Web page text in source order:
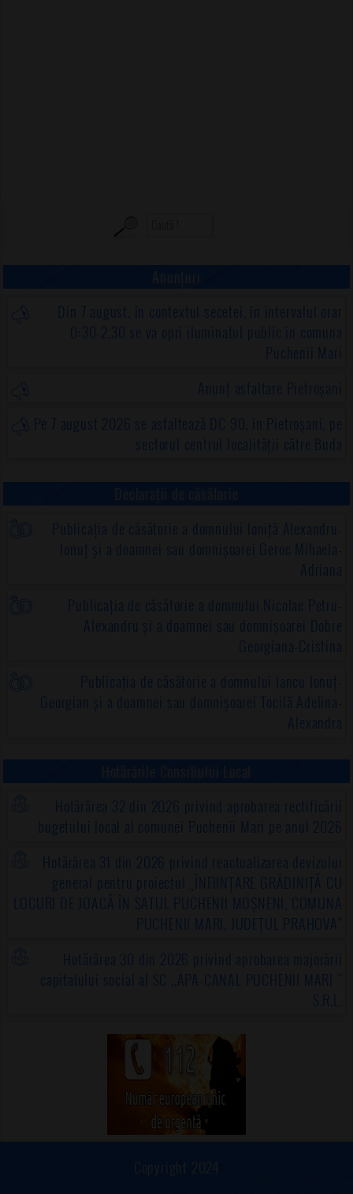
Din 7 august, în contextul secetei, în intervalul orar
0:30-2.30 se va opri iluminatul public în comuna
Puchenii Mari
Anunț asfaltare Pietroșani
Pe 7 august 2026 se asfaltează DC 90, în Pietroșani, pe
sectorul centrul localității către Buda
Publicația de căsătorie a domnului Ioniță Alexandru-
Ionuț și a doamnei sau domnișoarei Geroc Mihaela-
Adriana
Publicația de căsătorie a domnului Nicolae Petru-
Alexandru și a doamnei sau domnișoarei Dobre
Georgiana-Cristina
Publicația de căsătorie a domnului Iancu Ionuț-
Georgian și a doamnei sau domnișoarei Tocilă Adelina-
Alexandra
Hotărârea 32 din 2026 privind aprobarea rectificării
bugetului local al comunei Puchenii Mari pe anul 2026
Hotărârea 31 din 2026 privind reactualizarea devizului
general pentru proiectul „ÎNFIINȚARE GRĂDINIȚĂ CU
LOCURI DE JOACĂ ÎN SATUL PUCHENII MOȘNENI, COMUNA
PUCHENII MARI, JUDEȚUL PRAHOVA”
Hotărârea 30 din 2026 privind aprobarea majorării
capitalului social al SC ,,APA-CANAL PUCHENII MARI "
S.R.L.
Copyright 2024